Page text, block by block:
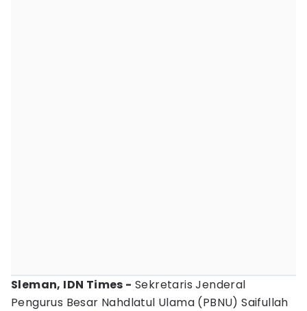
Sleman, IDN Times - Sekretaris Jenderal
Pengurus Besar Nahdlatul Ulama (PBNU) Saifullah